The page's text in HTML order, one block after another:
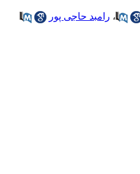
، رامبد حاجی پور